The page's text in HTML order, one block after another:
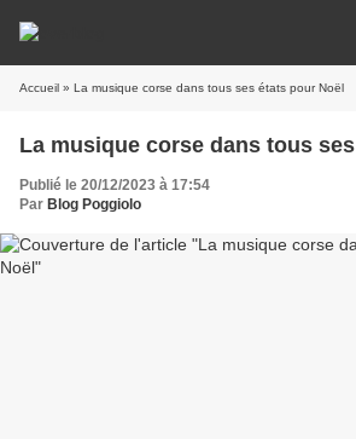
Accueil » La musique corse dans tous ses états pour Noël
La musique corse dans tous
Publié le 20/12/2023 à 17:54
Par Blog Poggiolo